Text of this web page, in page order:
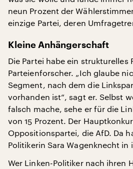
neun Prozent der
einzige Partei, deren
Kleine Anhängerschaft
Die Partei habe ein strukturelles
Parteienforscher. „Ich glaube
Segment, nach dem die
vorhanden ist“, sagt er. Selbst
falsch mache, sehe er für die
von 15 Prozent. Der
Oppositionspartei, die AfD. Da
Politikerin Sara Wagenknecht in
Wer Linken-Politiker nach ihren